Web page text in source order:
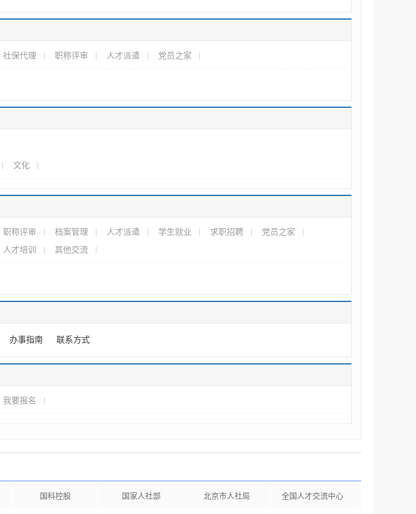
社保代理 职称评审 人才派遣 党员之家
文化
职称评审 档案管理 人才派遣 学生就业 求职招聘
党员之家
人才培训 其他交流
办事指南 联系方式
我要报名
国科控股 国家人社部 北京市人社局 全国人才交流中心